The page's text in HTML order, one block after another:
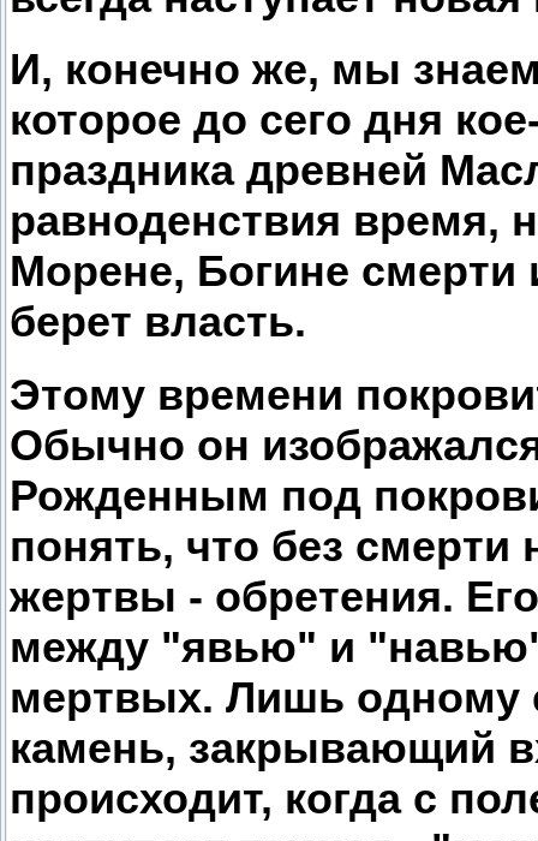
И, конечно же, мы
которое до сего дня
праздника древней
равноденствия время,
Морене, Богине
берет власть.
Этому времени
Обычно он
Рожденным под
понять, что без смерти
жертвы - обретения.
между "явью" и
мертвых. Лишь одному
камень, закрывающий
происходит, когда с